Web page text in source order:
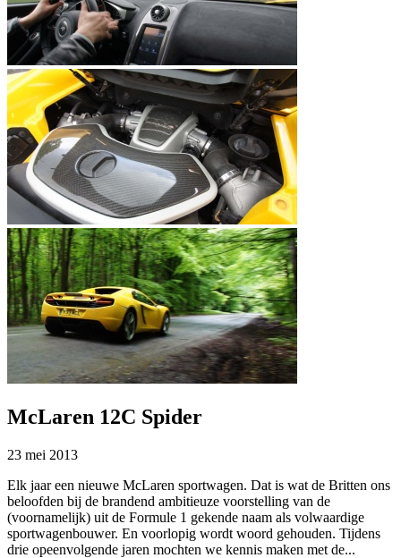
McLaren 12C Spider
23 mei 2013
Elk jaar een nieuwe McLaren sportwagen. Dat is wat de Britten ons
beloofden bij de brandend ambitieuze voorstelling van de
(voornamelijk) uit de Formule 1 gekende naam als volwaardige
sportwagenbouwer. En voorlopig wordt woord gehouden. Tijdens
drie opeenvolgende jaren mochten we kennis maken met de...